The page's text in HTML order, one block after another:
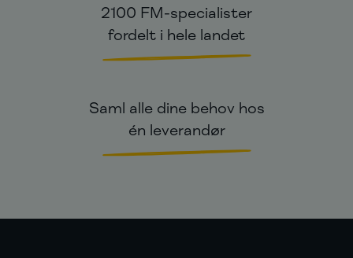
2100 FM-specialister
fordelt i hele landet
Saml alle dine behov hos
én leverandør